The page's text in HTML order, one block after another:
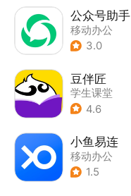
公众号助手
移动办公
3.0
豆伴匠
学生课堂
4.6
小鱼易连
移动办公
1.5